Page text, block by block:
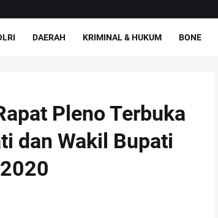
DAERAH KRIMINAL & HUKUM BONE
Pleno Terbuka
dan Wakil Bupati